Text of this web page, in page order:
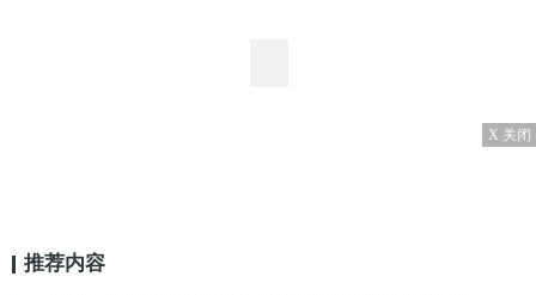
X 关闭
推荐内容